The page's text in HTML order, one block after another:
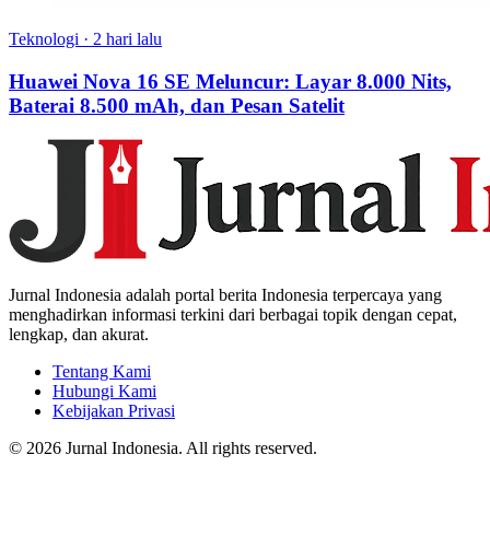
Teknologi · 2 hari lalu
Huawei Nova 16 SE Meluncur: Layar 8.000 Nits,
Baterai 8.500 mAh, dan Pesan Satelit
Jurnal Indonesia adalah portal berita Indonesia terpercaya yang
menghadirkan informasi terkini dari berbagai topik dengan cepat,
lengkap, dan akurat.
Tentang Kami
Hubungi Kami
Kebijakan Privasi
© 2026 Jurnal Indonesia. All rights reserved.